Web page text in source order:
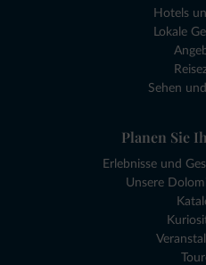
Hotels
Lokale
Sehen
Planen Sie
Erlebnisse und
Unsere